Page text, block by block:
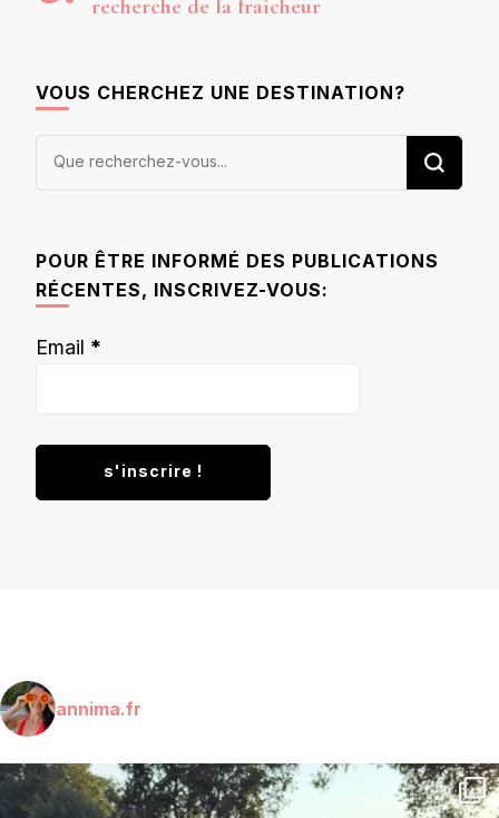
recherche de la fraîcheur
VOUS CHERCHEZ UNE DESTINATION?
Vous
POUR ÊTRE INFORMÉ DES PUBLICATIONS
RÉCENTES, INSCRIVEZ-VOUS:
Email *
annima.fr